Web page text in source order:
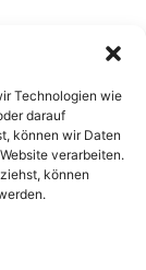
Technologien wie
darauf
können wir Daten
verarbeiten.
können
habitat loss in
June 23, 2022.
on June